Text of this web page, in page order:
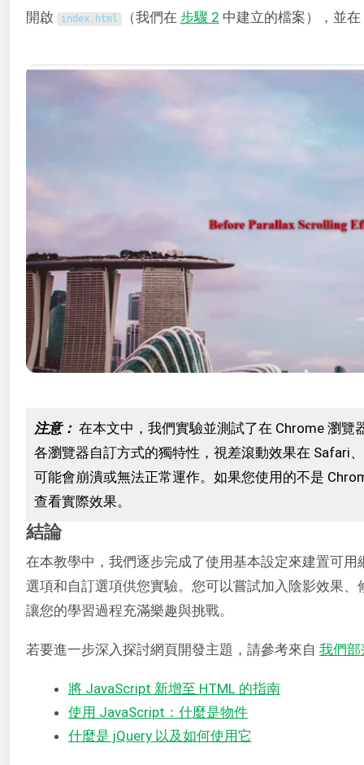
開啟 index. html （我們在 步驟 2 中建立的檔案），並
注意： 在本文中，我們實驗並測試了在 Chrome 瀏覽
各瀏覽器自訂方式的獨特性，視差滾動效果在 Safari
可能會崩潰或無法正常運作。如果您使用的不是
查看實際效果。
結論
在本教學中，我們逐步完成了使用基本設定來建置可
選項和自訂選項供您實驗。您可以嘗試加入陰影效果
讓您的學習過程充滿樂趣與挑戰。
若要進一步深入探討網頁開發主題，請參考來自 我們部
將 JavaScript 新增至 HTML 的指南
使用 JavaScript：什麼是物件
什麼是 jQuery 以及如何使用它